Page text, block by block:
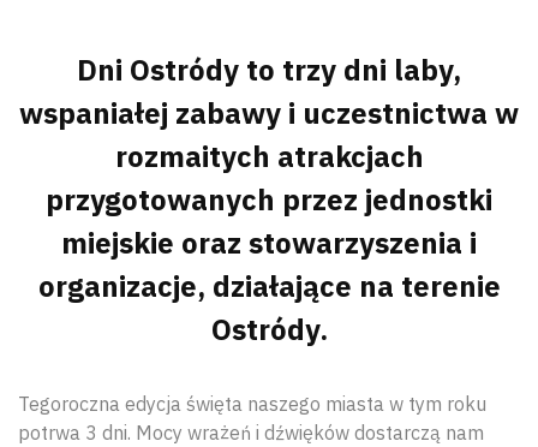
Dni Ostródy to trzy dni laby,
wspaniałej zabawy i uczestnictwa w
rozmaitych atrakcjach
przygotowanych przez jednostki
miejskie oraz stowarzyszenia i
organizacje, działające na terenie
Ostródy.
Tegoroczna edycja święta naszego miasta w tym roku
potrwa 3 dni. Mocy wrażeń i dźwięków dostarczą nam